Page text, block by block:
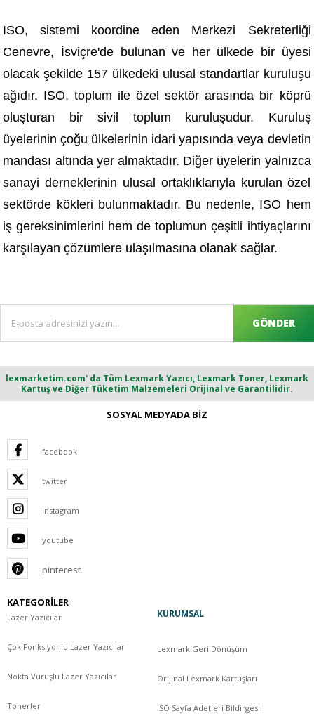
ISO, sistemi koordine eden Merkezi Sekreterliği
Cenevre, İsviçre'de bulunan ve her ülkede bir üyesi
olacak şekilde 157 ülkedeki ulusal standartlar kuruluşu
ağıdır. ISO, toplum ile özel sektör arasında bir köprü
oluşturan bir sivil toplum kuruluşudur. Kuruluş
üyelerinin çoğu ülkelerinin idari yapısında veya devletin
mandası altında yer almaktadır. Diğer üyelerin yalnızca
sanayi derneklerinin ulusal ortaklıklarıyla kurulan özel
sektörde kökleri bulunmaktadır. Bu nedenle, ISO hem
iş gereksinimlerini hem de toplumun çeşitli ihtiyaçlarını
karşılayan çözümlere ulaşılmasına olanak sağlar.
GÖNDER
lexmarketim.com' da Tüm Lexmark Yazıcı, Lexmark Toner, Lexmark
Kartuş ve Diğer Tüketim Malzemeleri Orijinal ve Garantilidir.
SOSYAL MEDYADA BİZ
facebook
twitter
instagram
youtube
pinterest
KATEGORİLER
Lazer Yazıcılar
Çok Fonksiyonlu Lazer Yazıcılar
Nokta Vuruşlu Lazer Yazıcılar
Tonerler
KURUMSAL
Lexmark Geri Dönüşüm
Orijinal Lexmark Kartuşları
ISO Sayfa Adetleri Bildirgesi